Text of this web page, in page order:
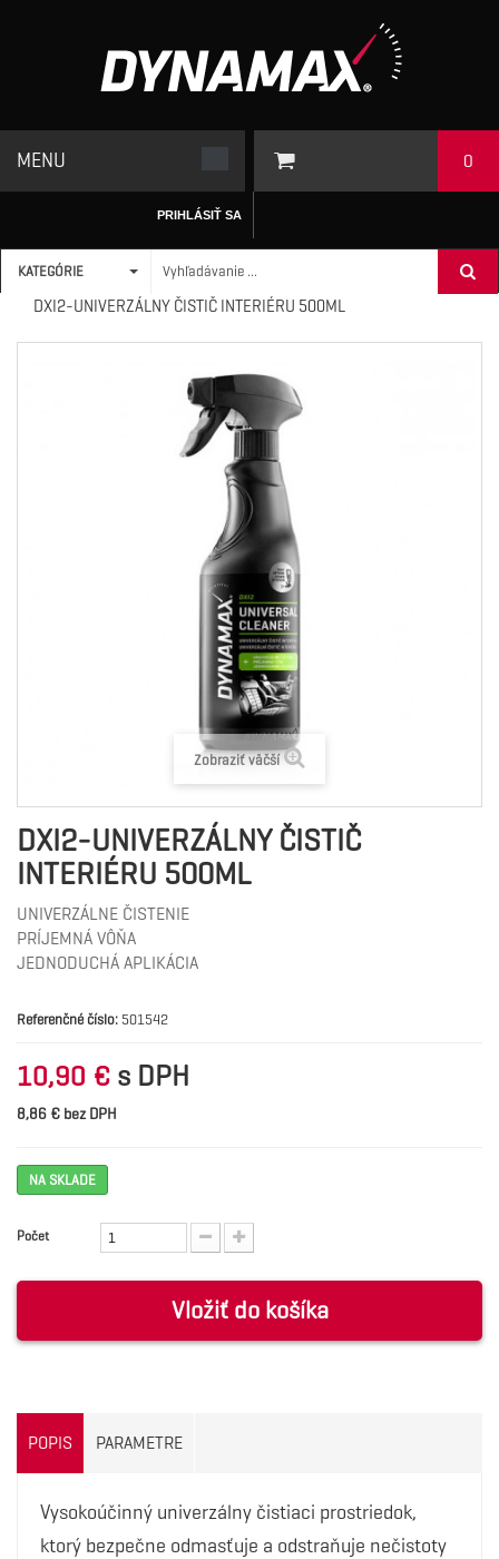
MENU 0
PRIHLÁSIŤ SA
KATEGÓRIE
ÚVODNÁ STRÁNKA / AUTOKOZMETIKA / SERVIS
DXI2-UNIVERZÁLNY ČISTIČ INTERIÉRU 500ML
Zobraziť väčší
DXI2-UNIVERZÁLNY ČISTIČ
INTERIÉRU 500ML
UNIVERZÁLNE ČISTENIE
PRÍJEMNÁ VÔŇA
JEDNODUCHÁ APLIKÁCIA
Referenčné číslo: 501542
10,90 € s DPH
8,86 € bez DPH
NA SKLADE
Počet
Vložiť do košíka
POPIS PARAMETRE
Vysokoúčinný univerzálny čistiaci prostriedok,
ktorý bezpečne odmasťuje a odstraňuje nečistoty